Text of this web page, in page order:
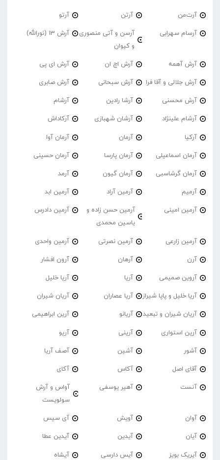
آرت‌من آرتن آرتو
آرسام سهرابی
آرسن و آتی منصوری
و کیوان
آرش 13 (نورالله)
آرش آهمه آرش اچ ان آرش ای پی
آرش جلالی و آقا فرا آرش سبحانی آرش صابری
آرش محسنی آرشا رادین آرشام
آرشام علینژاد آرشان شهبازی آرکاداش
آرکیا آرمان آرمان آوا
آرمان اسماعیلی آرمان پارسا آرمان حسینی
آرمان گرشاسبی آرمان گیون آرمد
آرمیم آرمین آراد آرمین ابد
آرمین امینی
آرمین حسن زاده و
یاسین محمدی
آرمین دادرس
آرمین زارعی آرمین نصرتی آرمین واحدی
آرن آرهان آرون افشار
آروین صمیمی آریا آریا خلیل
آریا خلیل و پاپا شیراز آریا عصاران آریان شیران
آریان شیران و تبعید آریانو آرین ابراهیمی
آرین استواری آرینی آریو
آشور آشین آصف آریا
آقای اصل آکاس آکای
آنست آهیر یوسفی
آواس و آرش
سولویست
آوان آویش آی سیس
آیان آیدین آیدین عطا
آیریک بویز آیس دارسی آیشاه